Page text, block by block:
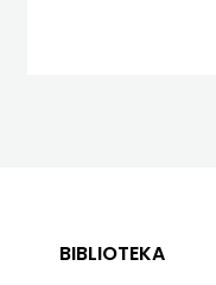
BIBLIOTEKA